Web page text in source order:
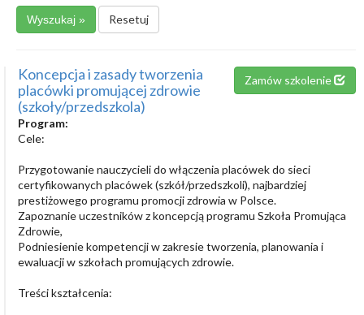
Resetuj
Koncepcja i zasady tworzenia
placówki promującej zdrowie
(szkoły/przedszkola)
Zamów szkolenie
Program:
Cele:
Przygotowanie nauczycieli do włączenia placówek do sieci
certyfikowanych placówek (szkół/przedszkoli), najbardziej
prestiżowego programu promocji zdrowia w Polsce.
Zapoznanie uczestników z koncepcją programu Szkoła Promująca
Zdrowie,
Podniesienie kompetencji w zakresie tworzenia, planowania i
ewaluacji w szkołach promujących zdrowie.
Treści kształcenia: